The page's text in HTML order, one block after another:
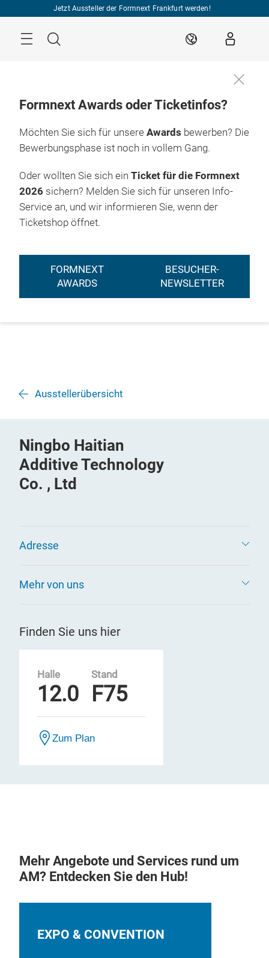
Jetzt Aussteller der Formnext Frankfurt werden!
Suche DE
Formnext Awards oder Ticketinfos?
Möchten Sie sich für unsere Awards bewerben? Die
Bewerbungsphase ist noch in vollem Gang.
Oder wollten Sie sich ein Ticket für die Formnext
2026 sichern? Melden Sie sich für unseren Info-
Service an, und wir informieren Sie, wenn der
Ticketshop öffnet.
FORMNEXT
AWARDS
BESUCHER-
NEWSLETTER
Ausstellerübersicht
Ningbo Haitian
Additive Technology
Co. , Ltd
Adresse
Mehr von uns
Finden Sie uns hier
Halle
12.0
Stand
F75
Zum Plan
Mehr Angebote und Services rund um
AM? Entdecken Sie den Hub!
EXPO & CONVENTION